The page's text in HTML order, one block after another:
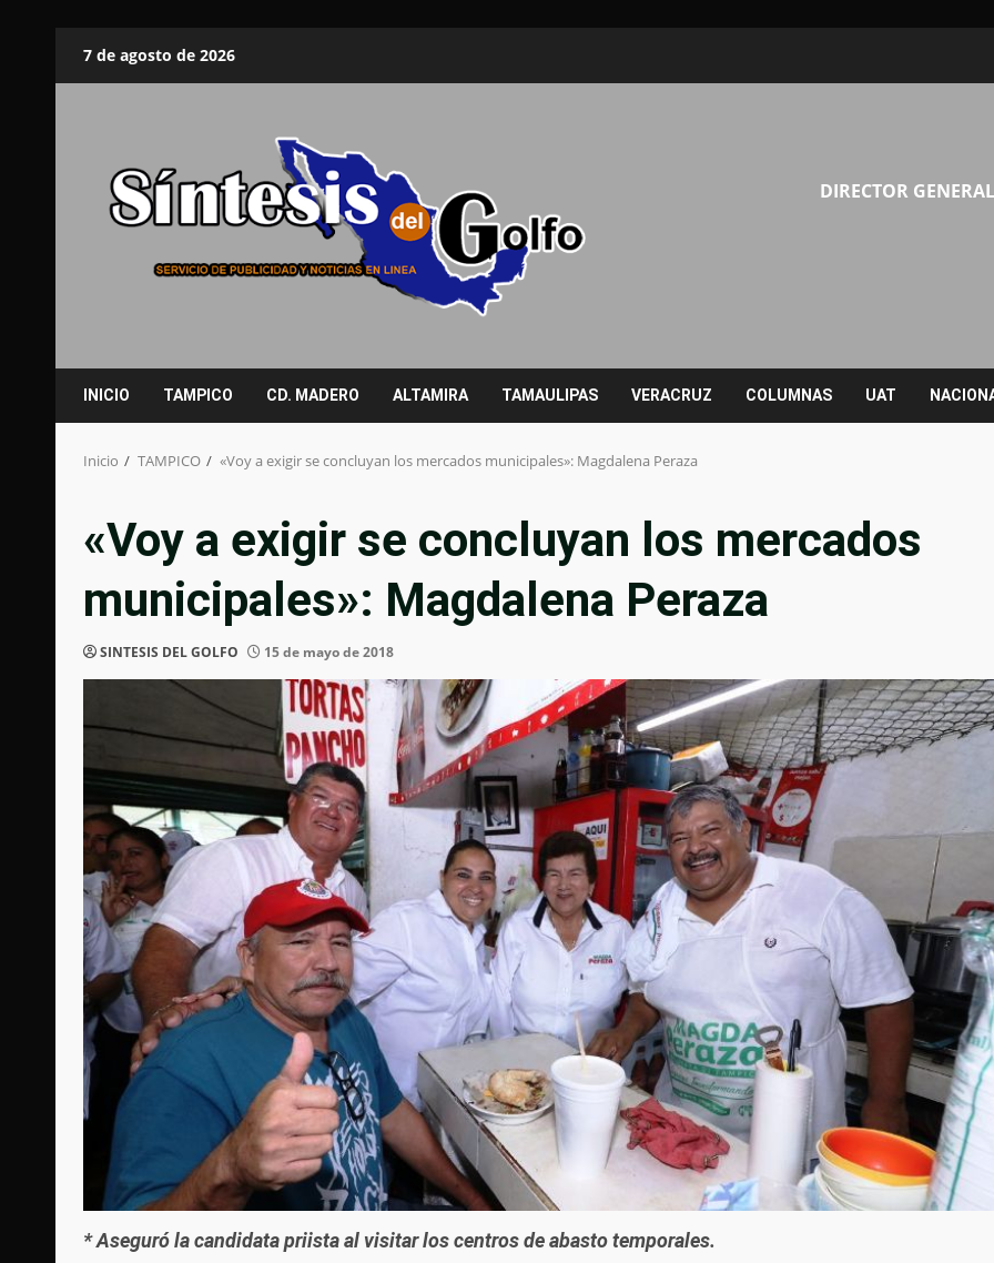
7 de agosto de 2026
DIRECTOR
INICIO TAMPICO CD. MADERO ALTAMIRA TAMAULIPAS VERACRUZ COLUMNAS UAT
Inicio TAMPICO «Voy a exigir se concluyan los mercados municipales»: Magdalena Peraza
«Voy a exigir se concluyan los mercados
municipales»: Magdalena Peraza
SINTESIS DEL GOLFO 15 de mayo de 2018
* Aseguró la candidata priista al visitar los centros de abasto temporales.